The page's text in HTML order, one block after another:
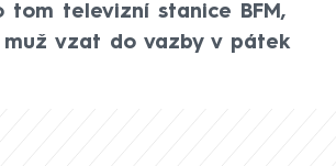
tom televizní stanice BFM,
vzat do vazby v pátek